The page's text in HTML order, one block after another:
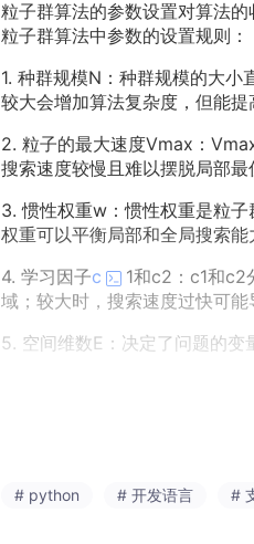
粒子群算法的参数设置对算法
粒子群算法中参数的设置规则：
1. 种群规模N：种群规模的大
较大会增加算法复杂度，但能提
2. 粒子的最大速度Vmax：
搜索速度较慢且难以摆脱局部最
3. 惯性权重w：惯性权重是粒
权重可以平衡局部和全局搜索能
4. 学习因子c
1和c2：c1和c2
域；较大时，搜索速度过快可能
5. 空间维数E：决定了问题的变
通过粒子群算法寻找光伏阵列
考虑局部遮阴的光伏
# python # 开发语言 #